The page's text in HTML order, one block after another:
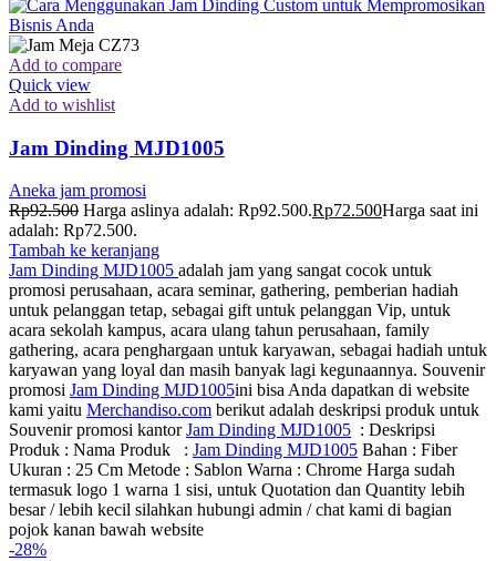
Add to compare
Quick view
Add to wishlist
Jam Dinding MJD1005
Aneka jam promosi
Rp92.500 Harga aslinya adalah: Rp92.500.Rp72.500Harga saat ini
adalah: Rp72.500.
Tambah ke keranjang
Jam Dinding MJD1005 adalah jam yang sangat cocok untuk
promosi perusahaan, acara seminar, gathering, pemberian hadiah
untuk pelanggan tetap, sebagai gift untuk pelanggan Vip, untuk
acara sekolah kampus, acara ulang tahun perusahaan, family
gathering, acara penghargaan untuk karyawan, sebagai hadiah untuk
karyawan yang loyal dan masih banyak lagi kegunaannya. Souvenir
promosi Jam Dinding MJD1005ini bisa Anda dapatkan di website
kami yaitu Merchandiso.com berikut adalah deskripsi produk untuk
Souvenir promosi kantorJam Dinding MJD1005 : Deskripsi
Produk : Nama Produk : Jam Dinding MJD1005 Bahan : Fiber
Ukuran : 25 Cm Metode : Sablon Warna : Chrome Harga sudah
termasuk logo 1 warna 1 sisi, untuk Quotation dan Quantity lebih
besar / lebih kecil silahkan hubungi admin / chat kami di bagian
pojok kanan bawah website
-28%